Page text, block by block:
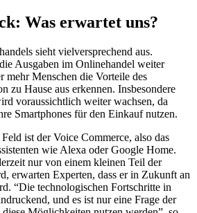
Was erwartet uns?
sieht vielversprechend aus.
Ausgaben im Onlinehandel weiter
mehr Menschen die Vorteile des
zu Hause aus erkennen. Insbesondere
voraussichtlich weiter wachsen, da
Smartphones für den Einkauf nutzen.
ist der Voice Commerce, also das
wie Alexa oder Google Home.
nur von einem kleinen Teil der
erwarten Experten, dass er in Zukunft an
“Die technologischen Fortschritte in
und es ist nur eine Frage der